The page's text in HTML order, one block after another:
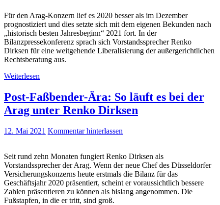
Für den Arag-Konzern lief es 2020 besser als im Dezember
prognostiziert und dies setzte sich mit dem eigenen Bekunden nach
„historisch besten Jahresbeginn“ 2021 fort. In der
Bilanzpressekonferenz sprach sich Vorstandssprecher Renko
Dirksen für eine weitgehende Liberalisierung der außergerichtlichen
Rechtsberatung aus.
Weiterlesen
Post-Faßbender-Ära: So läuft es bei der
Arag unter Renko Dirksen
12. Mai 2021 Kommentar hinterlassen
Seit rund zehn Monaten fungiert Renko Dirksen als
Vorstandssprecher der Arag. Wenn der neue Chef des Düsseldorfer
Versicherungskonzerns heute erstmals die Bilanz für das
Geschäftsjahr 2020 präsentiert, scheint er voraussichtlich bessere
Zahlen präsentieren zu können als bislang angenommen. Die
Fußstapfen, in die er tritt, sind groß.